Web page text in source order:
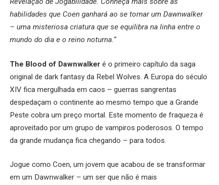
habilidades que Coen ganhará ao se tornar um Dawnwalker
– uma misteriosa criatura que se equilibra na linha entre o
mundo do dia e o reino noturna.“
The Blood of Dawnwalker é o primeiro capítulo da saga
original de dark fantasy da Rebel Wolves. A Europa do século
XIV fica mergulhada em caos – guerras sangrentas
despedaçam o continente ao mesmo tempo que a Grande
Peste cobra um preço mortal. Este momento de fraqueza é
aproveitado por um grupo de vampiros poderosos. O tempo
da grande mudança fica chegando – para todos.
Jogue como Coen, um jovem que acabou de se transformar
em um Dawnwalker – um ser que não é mais